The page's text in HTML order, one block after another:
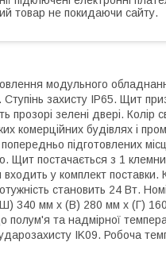
товар не покидаючи сайту.
модульного
захисту IP65. Щит
зелені двері. Колір
комерційних будівлях і
підготовлених
постачається з 1
у комплект поставки.
становить 24 Вт.
340 мм x (В) 280 мм x (Г)
полум'я та надмірної
IK09. Робоча